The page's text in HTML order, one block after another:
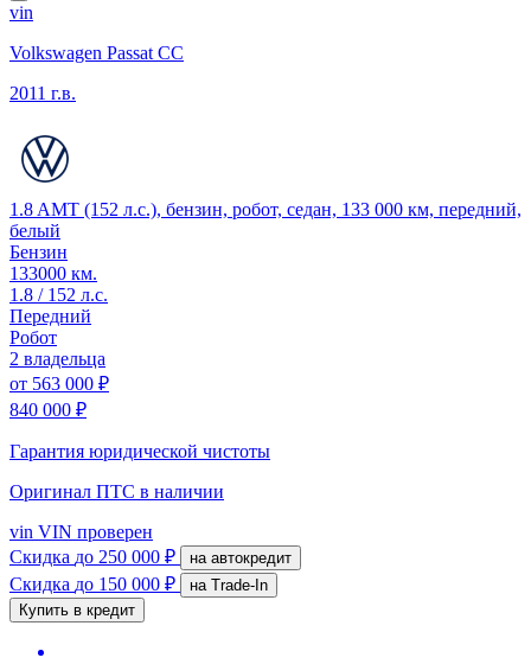
vin
Volkswagen Passat CC
2011 г.в.
1.8 AMT (152 л.с.), бензин, робот, седан, 133 000 км, передний,
белый
Бензин
133000 км.
1.8 / 152 л.с.
Передний
Робот
2 владельца
от 563 000 ₽
840 000 ₽
Гарантия юридической чистоты
Оригинал ПТС в наличии
vin VIN проверен
Скидка до 250 000 ₽ на автокредит
Скидка до 150 000 ₽
на Trade-In
Купить в кредит